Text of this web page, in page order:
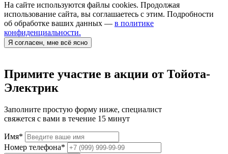
На сайте используются файлы cookies. Продолжая
использование сайта, вы соглашаетесь с этим. Подробности
об обработке ваших данных — в политике
конфиденциальности.
Я согласен, мне всё ясно
Примите участие в акции от Тойота-
Электрик
Заполните простую форму ниже, специалист
свяжется с вами в течение 15 минут
Имя*
Номер телефона*